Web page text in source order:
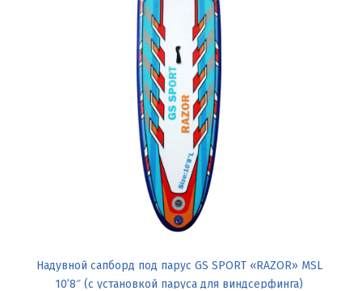
Надувной сапборд под парус GS SPORT «RAZOR» MSL
10’8″ (с установкой паруса для виндсерфинга)